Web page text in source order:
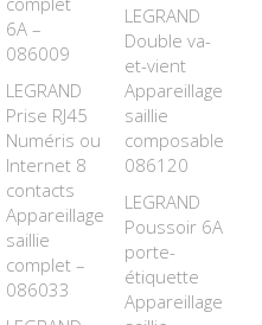
6A –
086009
LEGRAND
Prise RJ45
Numéris ou
Internet 8
contacts
Appareillage
saillie
complet –
086033
LEGRAND
Double va-
et-vient
Appareillage
saillie
composable –
086120
LEGRAND
Poussoir 6A
porte-
étiquette
Appareillage